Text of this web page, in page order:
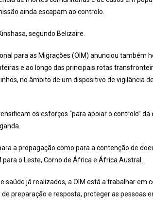
ainda escapam ao controlo.
segundo Belizaire.
para as Migrações (OIM) anunciou também
e ao longo das principais rotas
no âmbito de um dispositivo de vigilância
os esforços “para apoiar o controlo” da
a propagação como para a contenção de
o Leste, Corno de África e África Austral.
saúde já realizados, a OIM está a trabalhar em
preparação e resposta, proteger as pessoas